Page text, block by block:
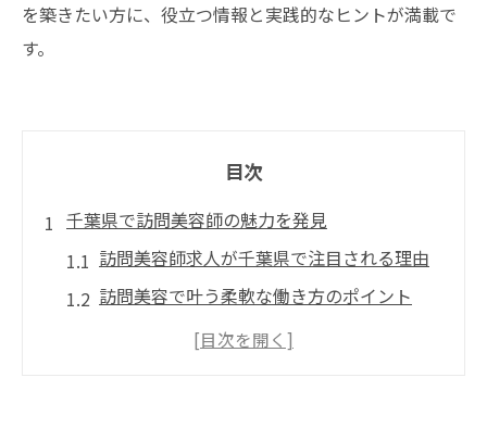
を築きたい方に、役立つ情報と実践的なヒントが満載で
す。
目次
千葉県で訪問美容師の魅力を発見
訪問美容師求人が千葉県で注目される理由
訪問美容で叶う柔軟な働き方のポイント
訪問美容師が選ばれる千葉の最新動向